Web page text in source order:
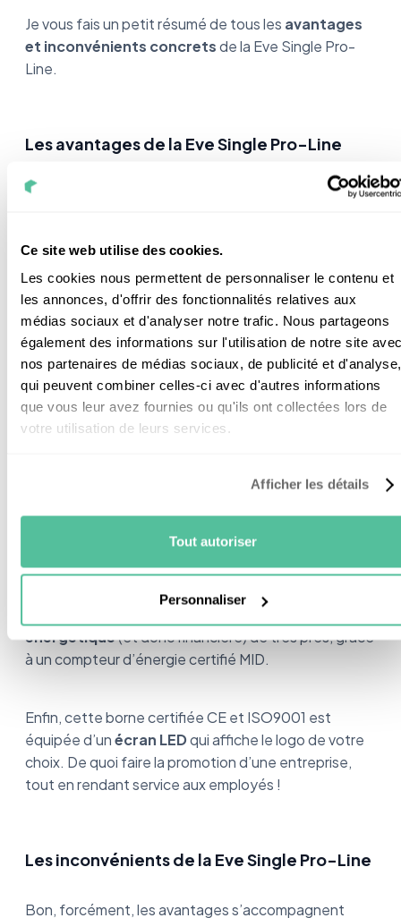
Ce site web utilise des cookies.
Les cookies nous permettent de personnaliser le contenu et
les annonces, d'offrir des fonctionnalités relatives aux
médias sociaux et d'analyser notre trafic. Nous partageons
également des informations sur l'utilisation de notre site
nos partenaires de médias sociaux, de publicité et d'analyse,
qui peuvent combiner celles-ci avec d'autres informations
que vous leur avez fournies ou qu'ils ont collectées lors de
votre utilisation de leurs services.
Afficher les détails
Tout autoriser
Personnaliser
Je vous fais un petit résumé de tous les avantages
et inconvénients concretsde la Eve Single Pro-
Line.
Les avantages de la Eve Single Pro-Line
La Eve Single Pro-Line a l’avantage d’offrir une
la charge à la quantité de véhicules, grâce à un
délestage dynamique.
Cettepuissance adaptativeélimine à elle seule les
risques de surtension. Elle assure également l’envoi
d’une charge égale entre tous les véhicules : peu
importe la marque de la voiture, chacun reçoit la
mêmequantité d’électricité.
Cette borne de recharge Alfen a l’avantage
indéniable d’être simple à configurer, grâce au
que vous pouvez télécharger
énergétique(et donc financière) de très près, grâce
à un compteur d’énergie certifié MID.
Enfin, cette borne certifiée CE et ISO9001 est
équipée d’unécran LEDqui affiche le logo de votre
choix. De quoi faire la promotion d’une entreprise,
tout en rendant service aux employés !
Les inconvénients de la Eve Single Pro-Line
Bon, forcément, les avantages s’accompagnent